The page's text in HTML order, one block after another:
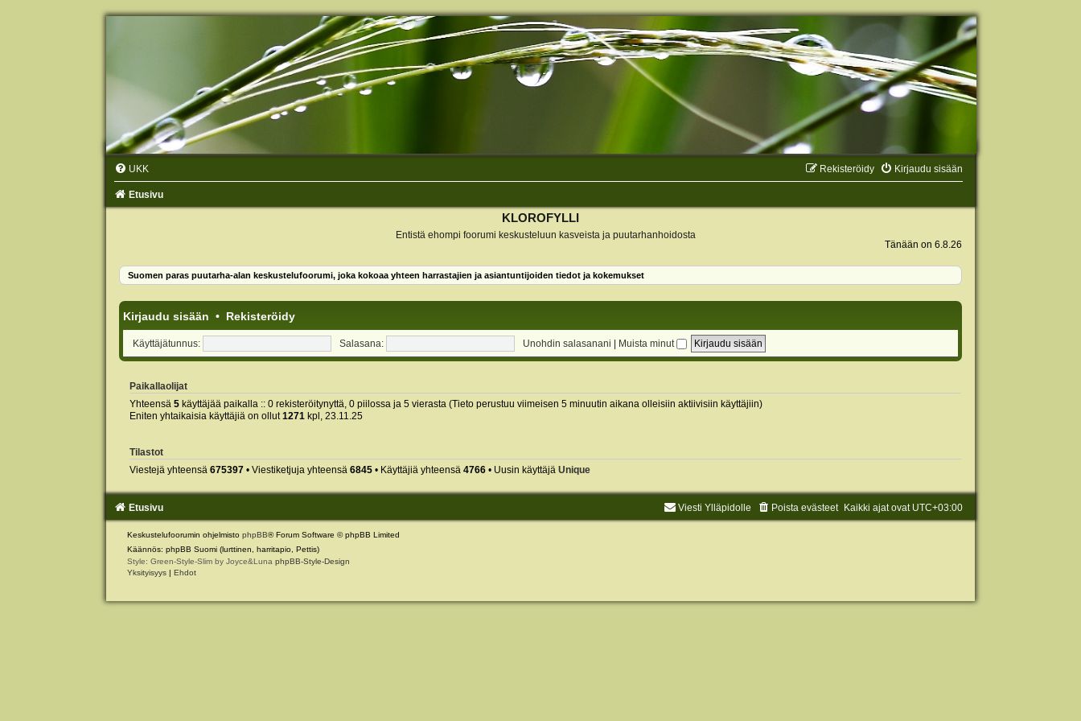
UKK Kirjaudu sisään
Rekisteröidy
Etusivu
KLOROFYLLI
Entistä ehompi foorumi keskusteluun kasveista ja puutarhanhoidosta
Tänään on 6.8.26
Suomen paras puutarha-alan keskustelufoorumi, joka kokoaa yhteen harrastajien ja asiantuntijoiden tiedot ja kokemukset
Kirjaudu sisään • Rekisteröidy
Käyttäjätunnus: Salasana: Unohdin salasanani | Muista minut
Paikallaolijat
Yhteensä 5käyttäjää paikalla :: 0 rekisteröitynyttä, 0 piilossa ja 5 vierasta (Tieto perustuu viimeisen 5 minuutin aikana olleisiin aktiivisiin käyttäjiin)
Eniten yhtaikaisia käyttäjiä on ollut1271kpl, 23.11.25
Tilastot
Viestejä yhteensä 675397• Viestiketjuja yhteensä 6845• Käyttäjiä yhteensä 4766• Uusin käyttäjä Unique
Etusivu Kaikki ajat ovat UTC+03:00
Poista evästeet
Viesti Ylläpidolle
Keskustelufoorumin ohjelmisto phpBB® Forum Software © phpBB Limited
Käännös: phpBB Suomi (lurttinen, harritapio, Pettis)
Style: Green-Style-Slim by Joyce&Luna phpBB-Style-Design
Yksityisyys | Ehdot